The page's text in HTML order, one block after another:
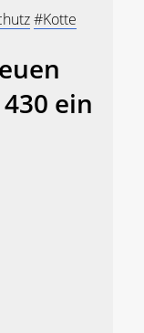
#Kotte
ein